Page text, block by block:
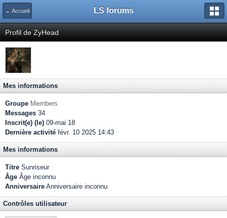
← Accueil LS forums
Profil de ZyHead
Mes informations
Groupe Members
Messages 34
Inscrit(e) (le) 09-mai 18
Dernière activité févr. 10 2025 14:43
Mes informations
Titre Sunriseur
Âge Âge inconnu
Anniversaire Anniversaire inconnu
Contrôles utilisateur